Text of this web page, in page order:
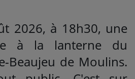
2026, à 18h30, une
à la lanterne du
Beaujeu de Moulins.